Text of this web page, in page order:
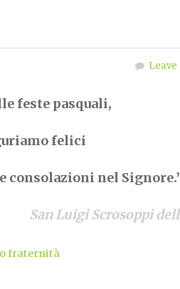
feste pasquali,
felici
consolazioni nel
San Luigi Scrosoppi